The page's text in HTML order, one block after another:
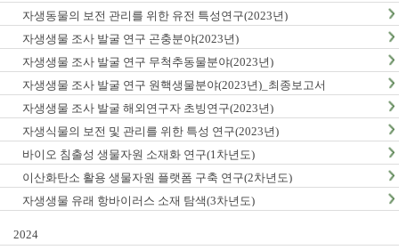
자생동물의 보전 관리를 위한 유전 특성연구(2023년)
자생생물 조사 발굴 연구 곤충분야(2023년)
자생생물 조사 발굴 연구 무척추동물분야(2023년)
자생생물 조사 발굴 연구 원핵생물분야(2023년)_최종보고서
자생생물 조사 발굴 해외연구자 초빙연구(2023년)
자생식물의 보전 및 관리를 위한 특성 연구(2023년)
바이오 침출성 생물자원 소재화 연구(1차년도)
이산화탄소 활용 생물자원 플랫폼 구축 연구(2차년도)
자생생물 유래 항바이러스 소재 탐색(3차년도)
2024